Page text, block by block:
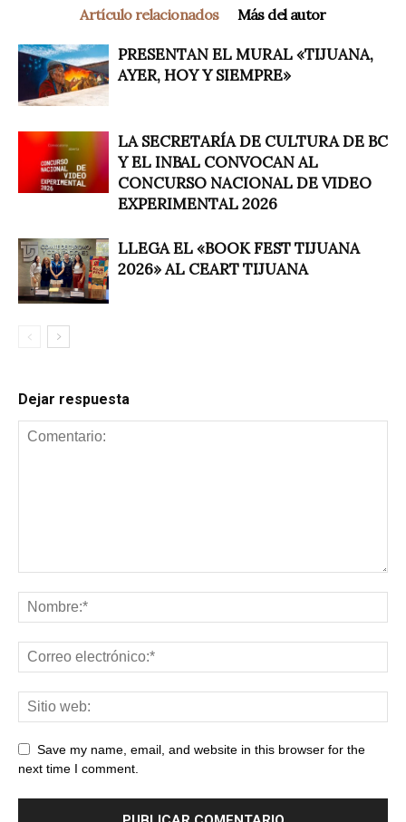
Artículo relacionados Más del autor
PRESENTAN EL MURAL «TIJUANA,
AYER, HOY Y SIEMPRE»
LA SECRETARÍA DE CULTURA DE BC
Y EL INBAL CONVOCAN AL
CONCURSO NACIONAL DE VIDEO
EXPERIMENTAL 2026
LLEGA EL «BOOK FEST TIJUANA
2026» AL CEART TIJUANA
Dejar respuesta
Save my name, email, and website in this browser for the
next time I comment.